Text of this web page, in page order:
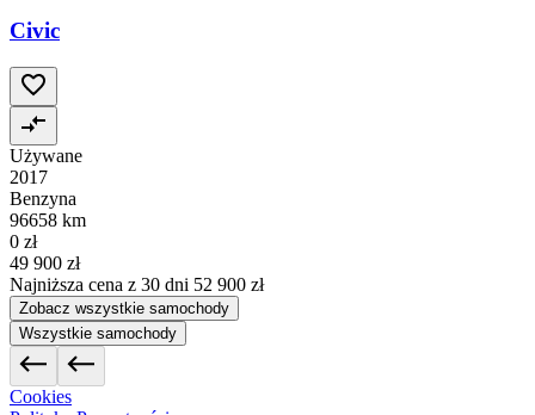
Civic
Używane
2017
Benzyna
96658 km
0 zł
49 900 zł
Najniższa cena z 30 dni 52 900 zł
Zobacz wszystkie samochody
Wszystkie samochody
Cookies